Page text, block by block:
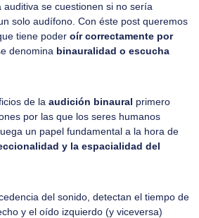
se cuestionen si no sería
solo audífono. Con éste post queremos
tiene poder oír correctamente por
denomina binauralidad o escucha
de la audición binaural primero
por las que los seres humanos
un papel fundamental a la hora de
y la espacialidad del
del sonido, detectan el tiempo de
y el oído izquierdo (y viceversa)